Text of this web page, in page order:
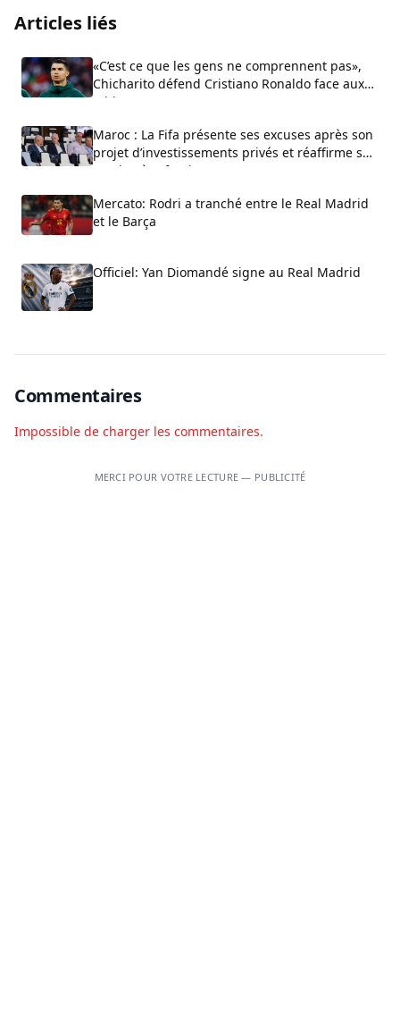
Articles liés
«C’est ce que les gens ne comprennent pas»,
Chicharito défend Cristiano Ronaldo face aux
critiques sur son arrogance
Maroc : La Fifa présente ses excuses après son
projet d’investissements privés et réaffirme son
soutien à Infantino
Mercato: Rodri a tranché entre le Real Madrid
et le Barça
Officiel: Yan Diomandé signe au Real Madrid
Commentaires
Impossible de charger les commentaires.
MERCI POUR VOTRE LECTURE — PUBLICITÉ